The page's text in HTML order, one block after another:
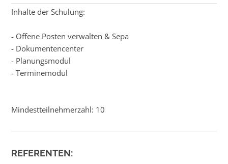
Inhalte der Schulung:
- Offene Posten verwalten & Sepa
- Dokumentencenter
- Planungsmodul
- Terminemodul
Mindestteilnehmerzahl: 10
REFERENTEN: